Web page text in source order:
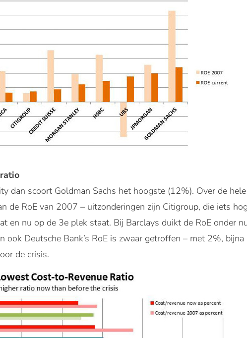
dan scoort Goldman Sachs het hoogste (12%). Over de
de RoE van 2007 – uitzonderingen zijn Citigroup, die iets
en nu op de 3e plek staat. Bij Barclays duikt de RoE onder
ook Deutsche Bank’s RoE is zwaar getroffen – met 2%, bijna
de crisis.